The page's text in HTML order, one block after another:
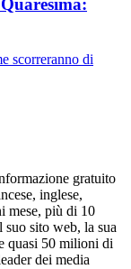
scorreranno di
gratuito
inglese,
mese, più di 10
sito web, la sua
quasi 50 milioni di
dei media